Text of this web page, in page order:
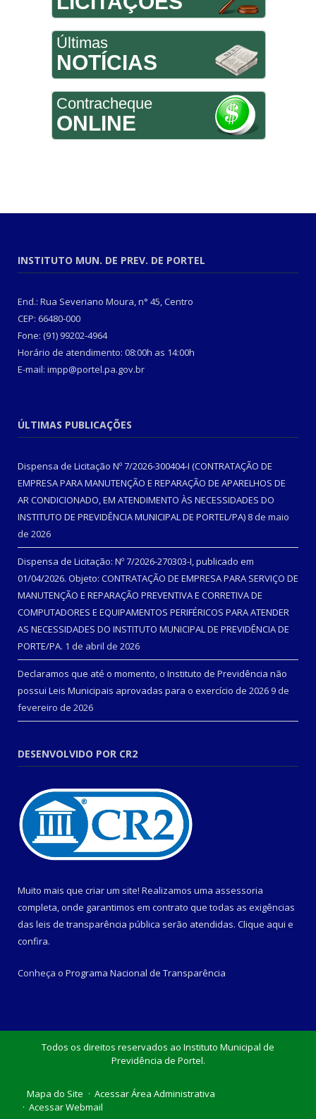
Últimas
NOTÍCIAS
Contracheque
ONLINE
INSTITUTO MUN. DE PREV. DE PORTEL
End.: Rua Severiano Moura, n° 45, Centro
CEP: 66480-000
Fone: (91) 99202-4964
Horário de atendimento: 08:00h as 14:00h
E-mail: impp@portel.pa.gov.br
ÚLTIMAS PUBLICAÇÕES
Dispensa de Licitação Nº 7/2026-300404-I (CONTRATAÇÃO DE
EMPRESA PARA MANUTENÇÃO E REPARAÇÃO DE APARELHOS DE
AR CONDICIONADO, EM ATENDIMENTO ÀS NECESSIDADES DO
INSTITUTO DE PREVIDÊNCIA MUNICIPAL DE PORTEL/PA) 8 de maio
de 2026
Dispensa de Licitação: Nº 7/2026-270303-I, publicado em
01/04/2026. Objeto: CONTRATAÇÃO DE EMPRESA PARA SERVIÇO DE
MANUTENÇÃO E REPARAÇÃO PREVENTIVA E CORRETIVA DE
COMPUTADORES E EQUIPAMENTOS PERIFÉRICOS PARA ATENDER
AS NECESSIDADES DO INSTITUTO MUNICIPAL DE PREVIDÊNCIA DE
PORTE/PA. 1 de abril de 2026
Declaramos que até o momento, o Instituto de Previdência não
possui Leis Municipais aprovadas para o exercício de 2026 9 de
fevereiro de 2026
DESENVOLVIDO POR CR2
Muito mais que criar um site! Realizamos uma assessoria
completa, onde garantimos em contrato que todas as exigências
das leis de transparência pública serão atendidas. Clique aqui e
confira.
Conheça o Programa Nacional de Transparência
Todos os direitos reservados ao Instituto Municipal de
Previdência de Portel.
Mapa do Site
Acessar Área Administrativa
Acessar Webmail